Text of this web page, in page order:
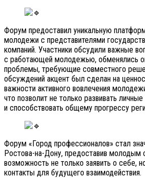
Форум предоставил уникальную
молодежи с представителями
компаний. Участники обсудили важные
с работающей молодежью, обменялись
проблемы, требующие совместного
обсуждений акцент был сделан на
важности активного вовлечения
что позволит не только развивать личные
и способствовать общему прогрессу
Форум «Город профессионалов» стал
Ростова-на-Дону, предоставив молодым
возможность не только заявить о себе,
контакты для будущего взаимодействия.